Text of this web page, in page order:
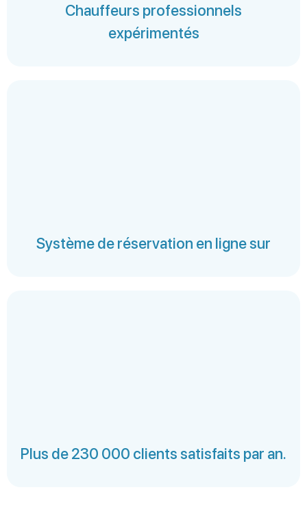
Chauffeurs professionnels
expérimentés
Système de réservation en ligne sur
Plus de 230 000 clients satisfaits par an.